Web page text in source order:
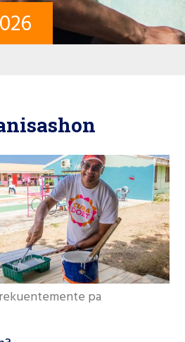
KONTAKTO
USER ACCOUNT
PALABRA KLAVE
pa